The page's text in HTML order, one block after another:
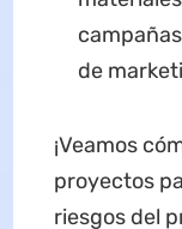
de
¡Veamos
proyectos
riesgos del